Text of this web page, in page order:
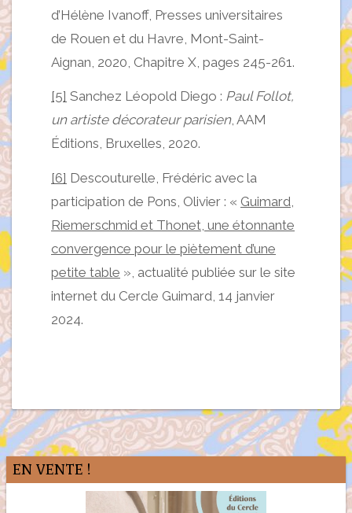
d’Hélène Ivanoff, Presses universitaires
de Rouen et du Havre, Mont-Saint-
Aignan, 2020, Chapitre X, pages 245-261.
[5] Sanchez Léopold Diego : Paul Follot,
un artiste décorateur parisien, AAM
Éditions, Bruxelles, 2020.
[6] Descouturelle, Frédéric avec la
participation de Pons, Olivier : « Guimard,
Riemerschmid et Thonet, une étonnante
convergence pour le piètement d’une
petite table », actualité publiée sur le site
internet du Cercle Guimard, 14 janvier
2024.
EN VENTE !